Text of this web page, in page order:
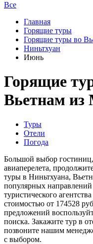
Все
Главная
Горящие туры
Горящие туры во
Ниньтхуан
Июнь
Горящие
Вьетнам
Туры
Отели
Погода
Большой выбор
авиаперелета,
туры в Ниньтхуана,
популярных
туристического
стоимостью от 174528
предложений
поиска. Закажите тур в
позвоните нашим
с выбором.